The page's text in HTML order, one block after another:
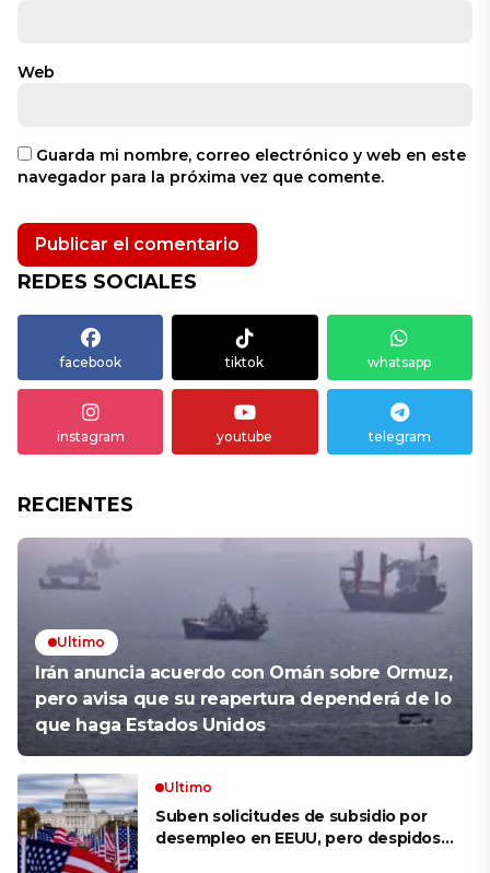
Web
Guarda mi nombre, correo electrónico y web en este
navegador para la próxima vez que comente.
REDES SOCIALES
facebook tiktok whatsapp
instagram youtube telegram
RECIENTES
Ultimo
Irán anuncia acuerdo con Omán sobre Ormuz,
pero avisa que su reapertura dependerá de lo
que haga Estados Unidos
Ultimo
Suben solicitudes de subsidio por
desempleo en EEUU, pero despidos